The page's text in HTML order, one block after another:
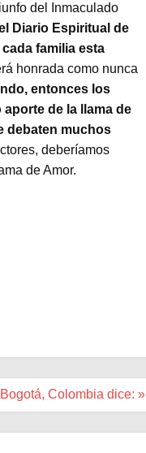
del Inmaculado
Diario Espiritual de
familia esta
honrada como nunca
entonces los
de la llama de
debaten muchos
deberíamos
de Amor.
Colombia dice: »